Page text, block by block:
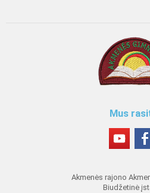
Mus
Akmenės rajono
Biudžetinė